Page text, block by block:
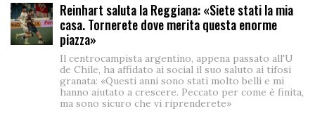
Reinhart saluta la Reggiana: «Siete stati la mia
casa. Tornerete dove merita questa enorme
piazza»
Il centrocampista argentino, appena passato all'U
de Chile, ha affidato ai social il suo saluto ai tifosi
granata: «Questi anni sono stati molto belli e mi
hanno aiutato a crescere. Peccato per come è finita,
ma sono sicuro che vi riprenderete»